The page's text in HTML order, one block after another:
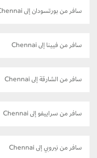
سافر من بورتسودان إلى Chennai
سافر من فيينا إلى Chennai
سافر من الشارقة إلى Chennai
سافر من سراييفو إلى Chennai
سافر من نيروبي إلى Chennai